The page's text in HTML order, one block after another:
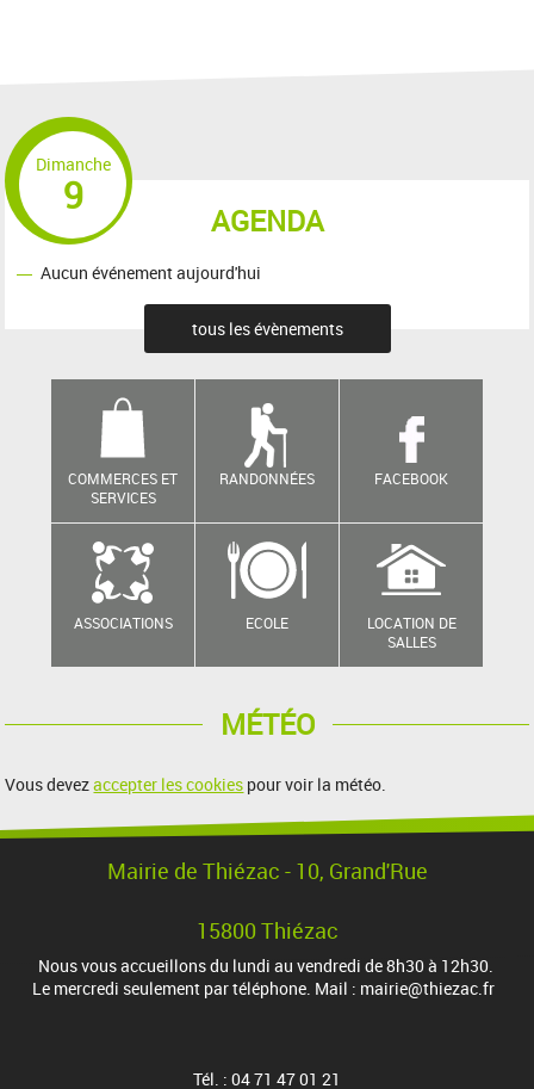
AGENDA
Dimanche
9
Aucun événement aujourd'hui
tous les évènements
COMMERCES ET
SERVICES
RANDONNÉES FACEBOOK
ASSOCIATIONS ECOLE
LOCATION DE
SALLES
MÉTÉO
Vous devezaccepter les cookies pour voir la météo.
Mairie de Thiézac - 10, Grand'Rue
15800 Thiézac
Nous vous accueillons du lundi au vendredi de 8h30 à 12h30.
Le mercredi seulement par téléphone. Mail : mairie@thiezac.fr
Tél. : 04 71 47 01 21